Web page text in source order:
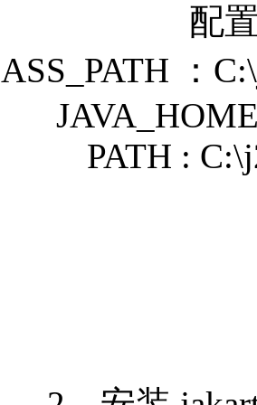
配
：
PATH :